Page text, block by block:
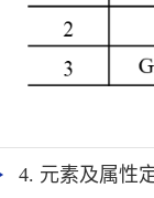
4. 元素及属性